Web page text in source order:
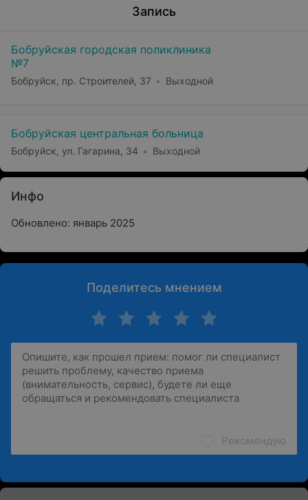
Запись
Бобруйская городская поликлиника
№7
Бобруйск, пр. Строителей, 37 Выходной
Бобруйская центральная больница
Бобруйск, ул. Гагарина, 34 Выходной
Инфо
Обновлено: январь 2025
Поделитесь мнением
Рекомендую